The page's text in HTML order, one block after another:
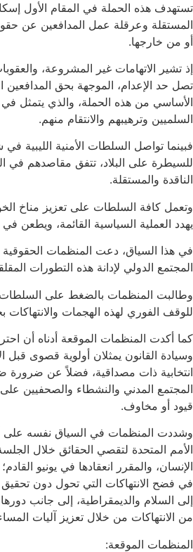
تستهدف هذه الحملة في المقام الأول
المستقلة وعرقلة عمل المدافعين عن
أو من خارجها.
إذ تشير الاتهامات غير المشروعة،
تصل حد الإعدام، الموجهة بحق المدافعين
الأساسي من هذه الحملة، والذي يتمثل في
السلميين وترهيبهم والانتقام منهم.
فبينما تواصل السلطات الأمنية الليبية
للسيطرة على البلاد، تتفق مقاصدهم في
الناقدة والمستقلة.
وتعمل كافة السلطات على تعزيز مناخ
يهدد العملية السياسية القائمة، ويطعن
في هذا السياق، دعت المنظمات الحقوقية
المجتمع الدولي لإدانة هذه التطورات
وطالبت المنظمات بالضغط على السلطات
للوقف الفوري لهذه الهجمات والانتهاكات
كما أكدت المنظمات الموقعة أدناه أن
وسيادة القانون يمثلان أولوية قصوى قبل
انتخابية ذات مصداقية، فضلاً عن
المجتمع المدني والنشطاء والصحفيين
قيود أو مخاوف.
وشددت المنظمات في السياق نفسه على
الأمم المتحدة لتقصي الحقائق خلال
الإنسان، والمقرر انعقادها في يونيو
في فضح الانتهاكات التي تحول دون
إلى السلام والديمقراطية، إلى جانب
من الانتهاكات من خلال تعزيز آليات
المنظمات الموقعة: